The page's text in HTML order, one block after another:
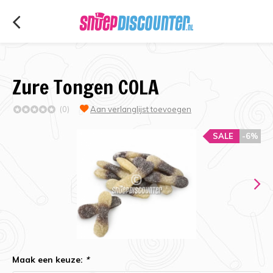
Zure Tongen COLA
(0) Aan verlanglijst toevoegen
-6%
SALE
Maak een keuze: *